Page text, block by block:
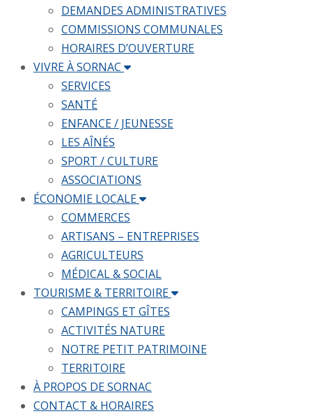
DEMANDES ADMINISTRATIVES
COMMISSIONS COMMUNALES
HORAIRES D’OUVERTURE
VIVRE À SORNAC
SERVICES
SANTÉ
ENFANCE / JEUNESSE
LES AÎNÉS
SPORT / CULTURE
ASSOCIATIONS
ÉCONOMIE LOCALE
COMMERCES
ARTISANS – ENTREPRISES
AGRICULTEURS
MÉDICAL & SOCIAL
TOURISME & TERRITOIRE
CAMPINGS ET GÎTES
ACTIVITÉS NATURE
NOTRE PETIT PATRIMOINE
TERRITOIRE
À PROPOS DE SORNAC
CONTACT & HORAIRES